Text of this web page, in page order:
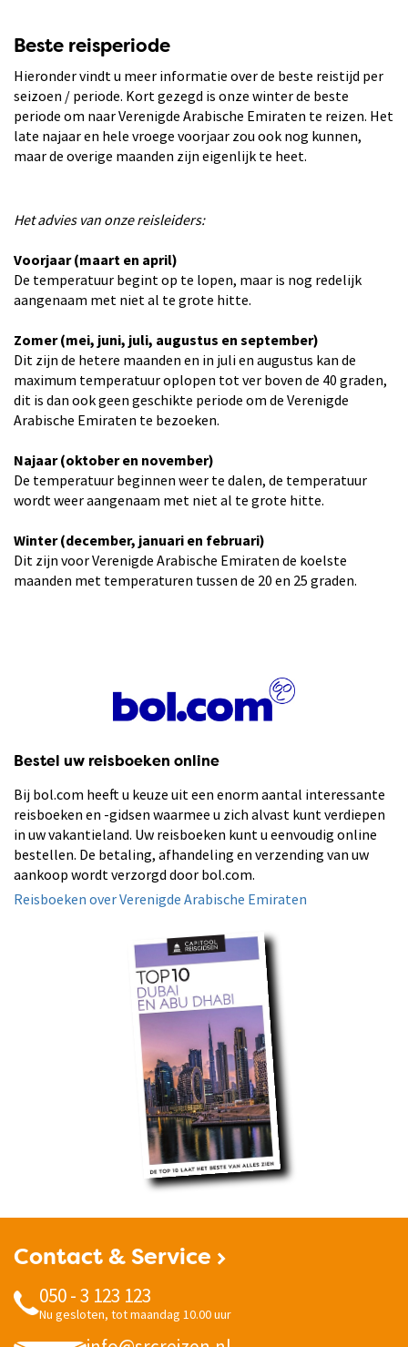
Beste reisperiode
Hieronder vindt u meer informatie over de beste reistijd per
seizoen / periode. Kort gezegd is onze winter de beste
periode om naar Verenigde Arabische Emiraten te reizen. Het
late najaar en hele vroege voorjaar zou ook nog kunnen,
maar de overige maanden zijn eigenlijk te heet.
Het advies van onze reisleiders:
Voorjaar (maart en april)
De temperatuur begint op te lopen, maar is nog redelijk
aangenaam met niet al te grote hitte.
Zomer (mei, juni, juli, augustus en september)
Dit zijn de hetere maanden en in juli en augustus kan de
maximum temperatuur oplopen tot ver boven de 40 graden,
dit is dan ook geen geschikte periode om de Verenigde
Arabische Emiraten te bezoeken.
Najaar (oktober en november)
De temperatuur beginnen weer te dalen, de temperatuur
wordt weer aangenaam met niet al te grote hitte.
Winter (december, januari en februari)
Dit zijn voor Verenigde Arabische Emiraten de koelste
maanden met temperaturen tussen de 20 en 25 graden.
Bestel uw reisboeken online
Bij bol.com heeft u keuze uit een enorm aantal interessante
reisboeken en -gidsen waarmee u zich alvast kunt verdiepen
in uw vakantieland. Uw reisboeken kunt u eenvoudig online
bestellen. De betaling, afhandeling en verzending van uw
aankoop wordt verzorgd door bol.com.
Reisboeken over Verenigde Arabische Emiraten
Contact & Service
050 - 3 123 123
Nu gesloten, tot maandag 10.00 uur